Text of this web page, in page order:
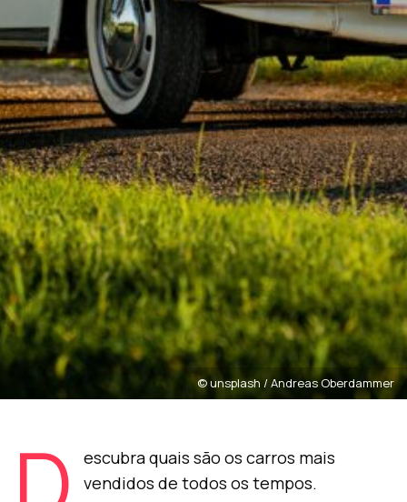
© unsplash / Andreas Oberdammer
escubra quais são os carros mais
vendidos de todos os tempos.